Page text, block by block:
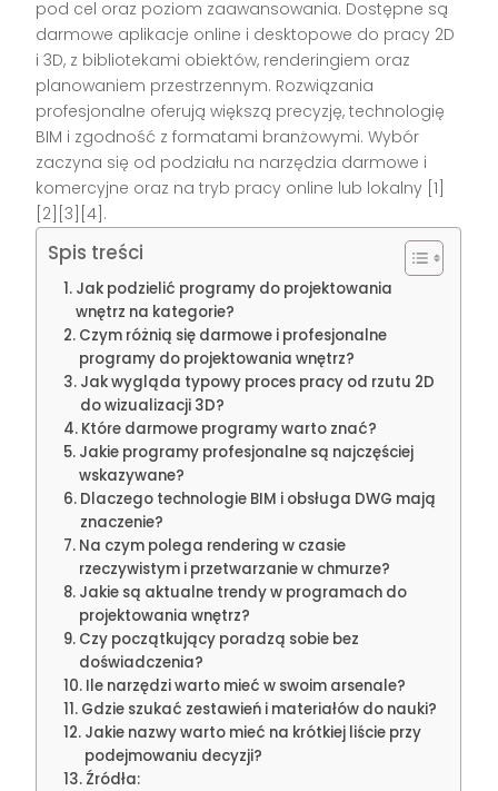
pod cel oraz poziom zaawansowania. Dostępne są
darmowe aplikacje online i desktopowe do pracy 2D
i 3D, z bibliotekami obiektów, renderingiem oraz
planowaniem przestrzennym. Rozwiązania
profesjonalne oferują większą precyzję, technologię
BIM i zgodność z formatami branżowymi. Wybór
zaczyna się od podziału na narzędzia darmowe i
komercyjne oraz na tryb pracy online lub lokalny [1]
[2][3][4].
Spis treści
Jak podzielić programy do projektowania
wnętrz na kategorie?
Czym różnią się darmowe i profesjonalne
programy do projektowania wnętrz?
Jak wygląda typowy proces pracy od rzutu 2D
do wizualizacji 3D?
Które darmowe programy warto znać?
Jakie programy profesjonalne są najczęściej
wskazywane?
Dlaczego technologie BIM i obsługa DWG mają
znaczenie?
Na czym polega rendering w czasie
rzeczywistym i przetwarzanie w chmurze?
Jakie są aktualne trendy w programach do
projektowania wnętrz?
Czy początkujący poradzą sobie bez
doświadczenia?
Ile narzędzi warto mieć w swoim arsenale?
Gdzie szukać zestawień i materiałów do nauki?
Jakie nazwy warto mieć na krótkiej liście przy
podejmowaniu decyzji?
Źródła: